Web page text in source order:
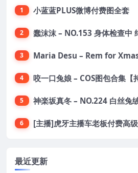
1 小蓝蓝PLUS微博付费图全套
2 蠢沫沫 – NO.153 身体检查中
3 Maria Desu – Rem for
4 咬一口兔娘 – COS图包合集【
5 神楽坂真冬 – NO.224 白丝兔
6
最近更新